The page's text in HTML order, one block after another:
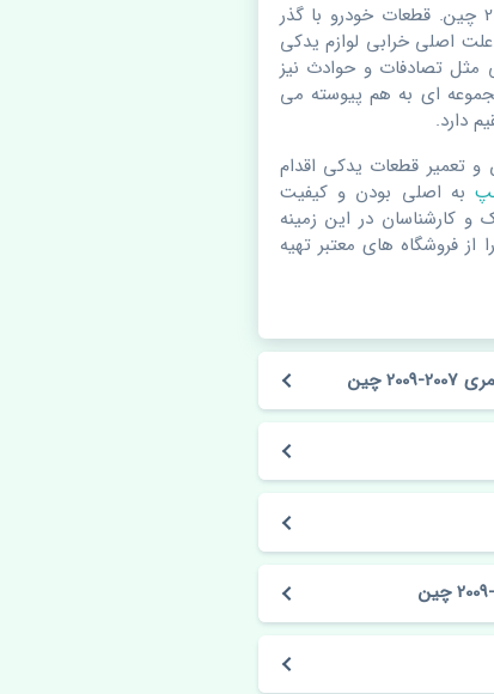
دستگیره درب داخلی جلو چپ تویوتا کمری 2007-2009 چین. قطعات خودرو با گذر
اصلی خرابی لوازم یدکی
تصادفات و حوادث نیز
ای به هم پیوسته می
دارد.
تعمیر قطعات یدکی اقدام
به اصلی بودن و کیفیت
و کارشناسان در این زمینه
فروشگاه های معتبر تهیه
چین